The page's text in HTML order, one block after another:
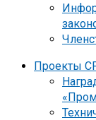
Проекты